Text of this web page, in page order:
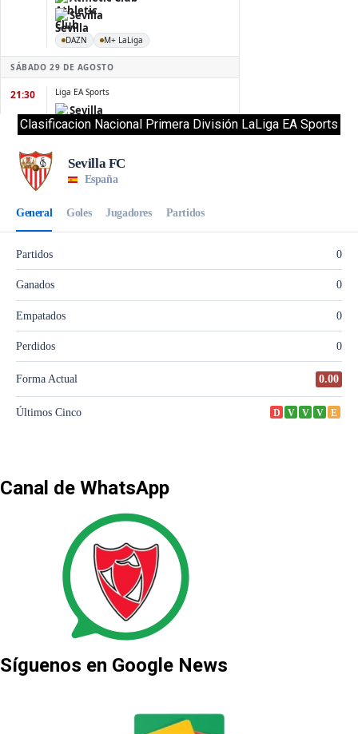
Clasificacion Nacional Primera División LaLiga EA Sports
Canal de WhatsApp
Síguenos en Google News